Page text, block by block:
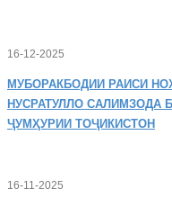
16-12-2025
МУБОРАКБОДИИ РАИСИ
НУСРАТУЛЛО САЛИМЗОДА
ҶУМҲУРИИ ТОҶИКИСТОН
16-11-2025